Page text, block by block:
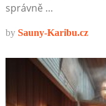
správně …
by Sauny-Karibu.cz